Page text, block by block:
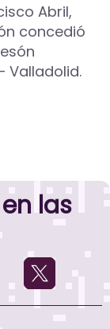
Abril,
concedió
Valladolid.
las